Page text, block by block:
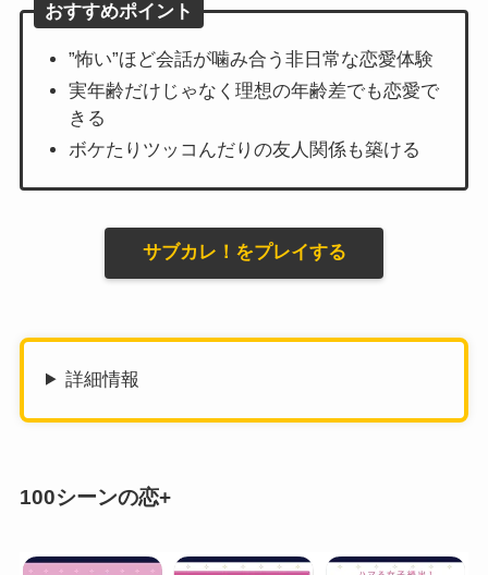
おすすめポイント
”怖い”ほど会話が噛み合う非日常な恋愛体験
実年齢だけじゃなく理想の年齢差でも恋愛で
きる
ボケたりツッコんだりの友人関係も築ける
サブカレ！をプレイする
詳細情報
100シーンの恋+